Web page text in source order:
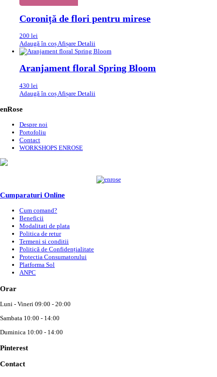
Coroniță de flori pentru mirese
200 lei
Adaugă în coșAfișare Detalii
Aranjament floral Spring Bloom
430 lei
Adaugă în coș Afișare Detalii
enRose
Despre noi
Portofoliu
Contact
WORKSHOPS ENROSE
Cumparaturi Online
Cum comand?
Beneficii
Modalitati de plata
Politica de retur
Termeni si conditii
Politică de Confidențialitate
Protectia Consumatorului
Platforma Sol
ANPC
Orar
Luni - Vineri 09:00 - 20:00
Sambata 10:00 - 14:00
Duminica 10:00 - 14:00
Pinterest
Contact